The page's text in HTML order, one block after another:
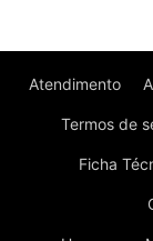
Atendimento
Termos de
Ficha